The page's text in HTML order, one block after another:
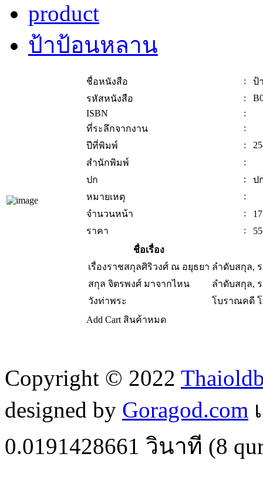
product
ป้าป้อนหลาน
ชื่อหนังสือ :
ป้
รหัสหนังสือ
:
ISBN
:
ที่ระลึกจากงาน
:
ปีที่พิมพ์
:
สำนักพิมพ์
:
ปก
:
ป
หมายเหตุ
:
จำนวนหน้า
:
ราคา
:
ชื่อเรื่อง
เรื่องราชสกุลศิริวงศ์ ณ อยุธยา ลำดับสกุล,
สกุล จิตรพงศ์ มาจากไหน
ลำดับสกุล,
วังท่าพระ
โบราณคดี
Add Cart สินค้าหมด
Copyright © 2022
designed by Goragod.com
0.0191428661 วินาที (8